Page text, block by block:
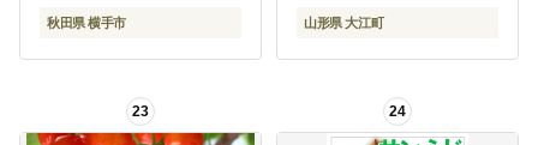
培 有機質栽培 無袋栽培
フジ 【りんご】特集]
秋田県 横手市 山形県 大江町
23 24